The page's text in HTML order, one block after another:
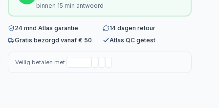
binnen 15 min antwoord
24 mnd Atlas garantie
14 dagen retour
Gratis bezorgd vanaf € 50
Atlas QC getest
Veilig betalen met: